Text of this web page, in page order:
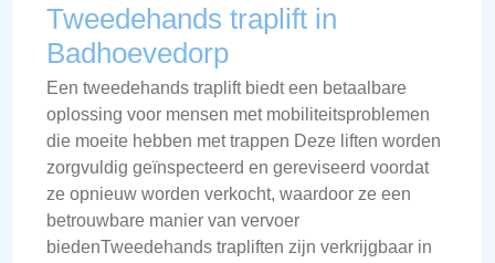
Tweedehands traplift in
Badhoevedorp
Een tweedehands traplift biedt een betaalbare
oplossing voor mensen met mobiliteitsproblemen
die moeite hebben met trappen Deze liften worden
zorgvuldig geïnspecteerd en gereviseerd voordat
ze opnieuw worden verkocht, waardoor ze een
betrouwbare manier van vervoer
biedenTweedehands trapliften zijn verkrijgbaar in